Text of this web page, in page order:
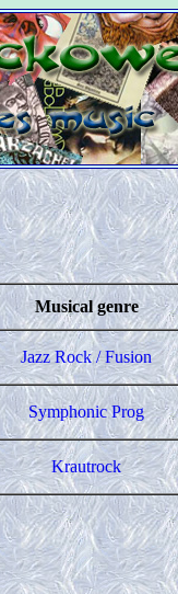
Musical genre
Jazz Rock / Fusion
Symphonic Prog
Krautrock